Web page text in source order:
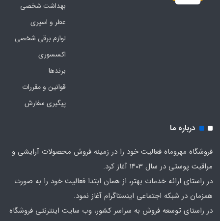
بهداشت شخصی
عطر و اسپری
لوازم برقی شخصی
اکسسوری
برندها
قوانین و مقررات
پیگیری سفارش
درباره ما
فروشگاه مهروماه فعالیت خود را در زمینه فروش محصولات آرایشی و
مراقبت پوستی در سال 1403 آغاز کرد.
در راستای ارائه خدمات بهتر، از همان ابتدا فعالیت خود را به صورت
همزمان در شبکه اجتماعی اینستاگرام آغاز نمود.
در راستای توسعه فروش به سراسر کشور، وب سایت اینترنتی فروشگاه